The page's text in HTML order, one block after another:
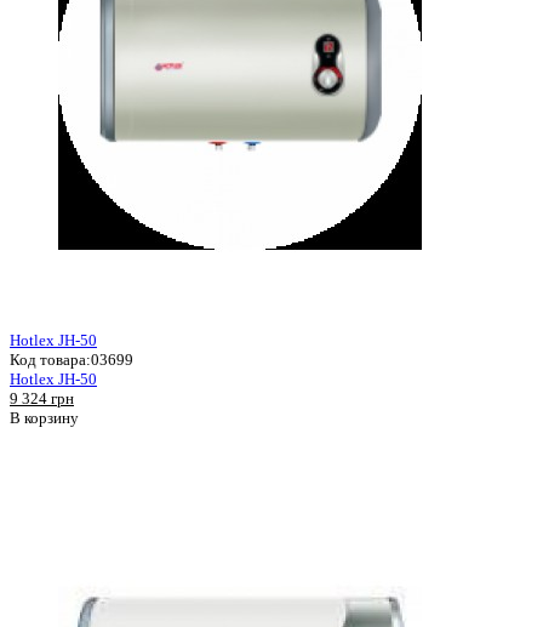
Hotlex JH-50
Код товара:03699
Hotlex JH-50
9 324 грн
В корзину